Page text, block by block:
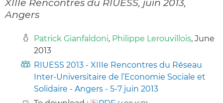
XIIIe Rencontres du RIUESS, juin 2013,
Angers
Patrick Gianfaldoni, Philippe Lerouvillois, June
2013
RIUESS 2013 - XIIIe Rencontres du Réseau
Inter-Universitaire de l’Economie Sociale et
Solidaire - Angers - 5-7 juin 2013